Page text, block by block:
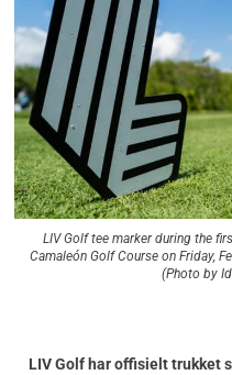
LIV Golf tee marker during the
Camaleón Golf Course on Friday,
(Photo by
LIV Golf har offisielt trukket